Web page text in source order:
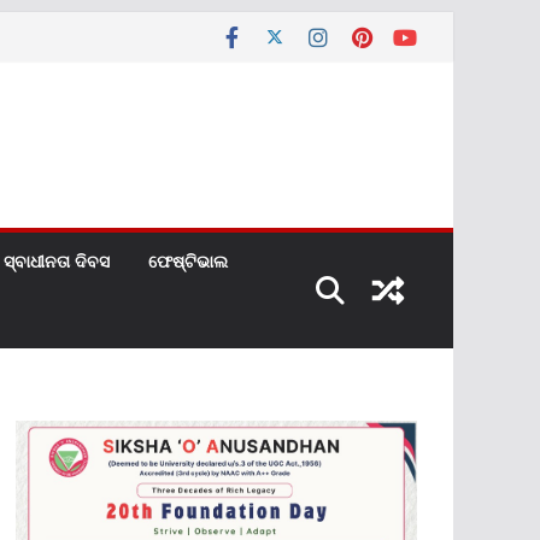
ସ୍ବାଧୀନତା ଦିବସ ଫେଷ୍ଟିଭାଲ